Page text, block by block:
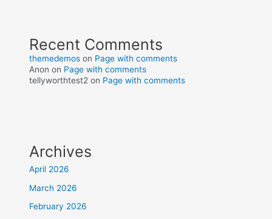
Recent Comments
themedemos on Page with comments
Anon on Page with comments
tellyworthtest2 on Page with comments
Archives
April 2026
March 2026
February 2026